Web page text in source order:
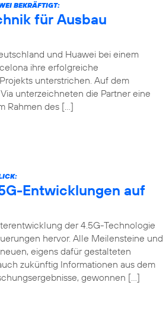
BEKRÄFTIGT:
für Ausbau
und Huawei bei einem
ihre erfolgreiche
unterstrichen. Auf dem
unterzeichneten die Partner eine
Rahmen des […]
Entwicklungen auf
der 4.5G-Technologie
hervor. Alle Meilensteine und
eigens dafür gestalteten
zukünftig Informationen aus dem
gewonnen […]